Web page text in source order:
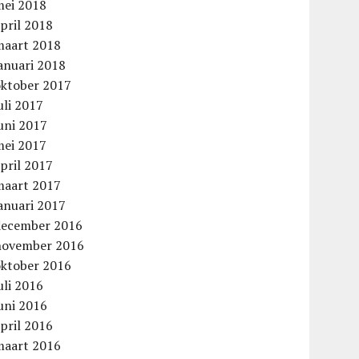
2018
2018
2018
2018
2017
2017
2017
2017
2017
2017
2017
2016
2016
2016
2016
2016
2016
2016